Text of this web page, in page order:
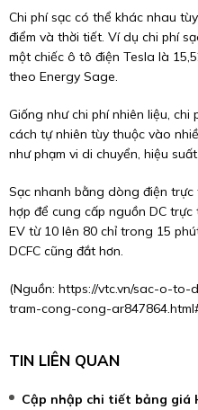
Chi phí sạc có thể khác nhau
điểm và thời tiết. Ví dụ chi phí
một chiếc ô tô điện Tesla là
theo Energy Sage.
Giống như chi phí nhiên liệu,
cách tự nhiên tùy thuộc vào
như phạm vi di chuyển, hiệu
Sạc nhanh bằng dòng điện trực
hợp để cung cấp nguồn DC
EV từ 10 lên 80 chỉ trong 15
DCFC cũng đắt hơn.
(Nguồn: https://vtc.vn/sac-o-
tram-cong-cong-
TIN LIÊN QUAN
Cập nhập chi tiết bảng giá